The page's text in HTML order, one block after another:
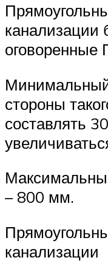
канализации
стороны
составлять
– 800 мм.
канализации